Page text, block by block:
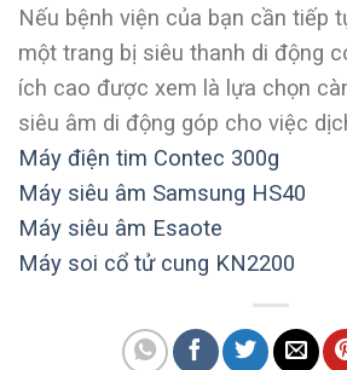
Nếu bệnh viện của bạn cần tiếp
một trang bị siêu thanh di động
ích cao được xem là lựa chọn
siêu âm di động góp cho việc
Máy điện tim Contec 300g
Máy siêu âm Samsung HS40
Máy siêu âm Esaote
Máy soi cổ tử cung KN2200